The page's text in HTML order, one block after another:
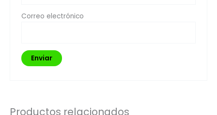
Correo electrónico
Productos relacionados